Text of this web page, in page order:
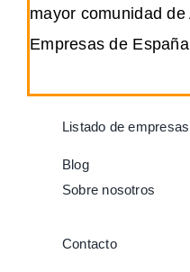
mayor comunidad
Empresas de
Listado de empresas
Blog
Sobre nosotros
Contacto